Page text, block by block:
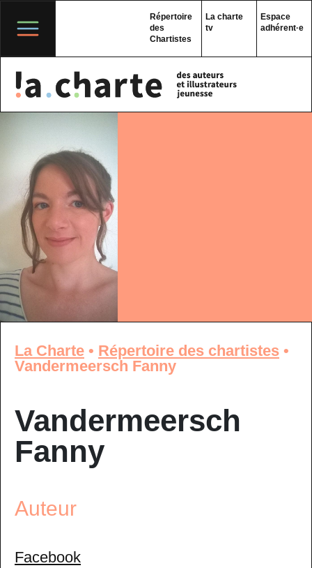
content
Répertoire
des
Chartistes
La charte
tv
Espace
adhérent·e
La Charte • Répertoire des chartistes •
Vandermeersch Fanny
Vandermeersch
Fanny
Auteur
Facebook